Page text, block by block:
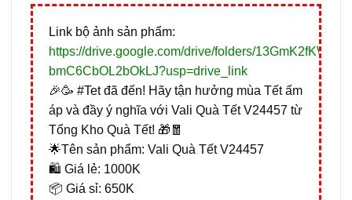
Link bộ ảnh sản phẩm:
https://drive.google.com/drive/folders/
bmC6CbOL2bOkLJ?usp=drive_link
🎉🥳 #Tet đã đến! Hãy tận hưởng mùa Tết ấm
áp và đầy ý nghĩa với Vali Quà Tết V24457 từ
Tổng Kho Quà Tết! 🎁🧧
🌟Tên sản phẩm: Vali Quà Tết V24457
🛍️ Giá lẻ: 1000K
📦 Giá sỉ: 650K